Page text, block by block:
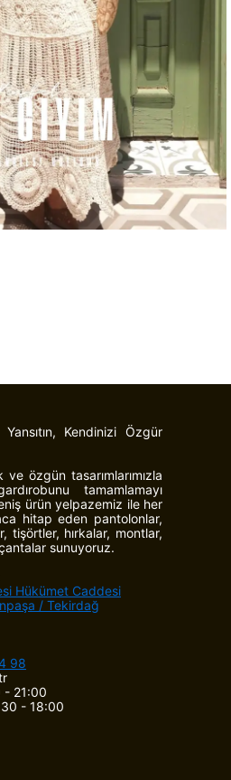
Yansıtın, Kendinizi Özgür
ve özgün tasarımlarımızla
tamamlamayı
ürün yelpazemiz ile her
hitap eden pantolonlar,
tişörtler, hırkalar, montlar,
sunuyoruz.
Hükümet Caddesi
/ Tekirdağ
98
- 21:00
- 18:00